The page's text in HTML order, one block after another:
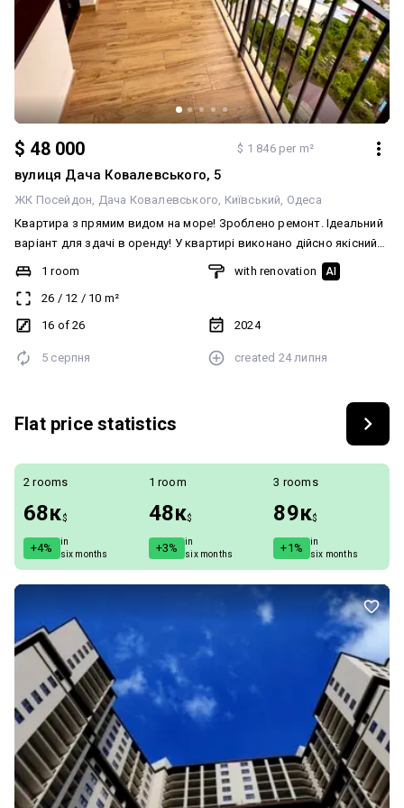
$ 48 000 $ 1 846 per m²
вулиця Дача Ковалевського, 5
ЖК Посейдон Дача Ковалевського Київський Одеса
Квартира з прямим видом на море! Зроблено ремонт. Ідеальний
варіант для здачі в оренду! У квартирі виконано дійсно якісний
ремонт, який не потрібно буде переробляти після першого
сезону. Укомплектована всіма необхідними меблями та технікою.
До пляжу "Золотий Берег" 5 хвилин пішки. Не проґавте цю гарячу
пропозицію!
1 room
26 / 12 / 10 m²
16 of 26
with renovation AI
2024
5 серпня created 24 липня
Flat price statistics
2 rooms
68к$
+4%
in
six months
1 room
48к$
+3%
in
six months
3 rooms
89к$
+1%
in
six months